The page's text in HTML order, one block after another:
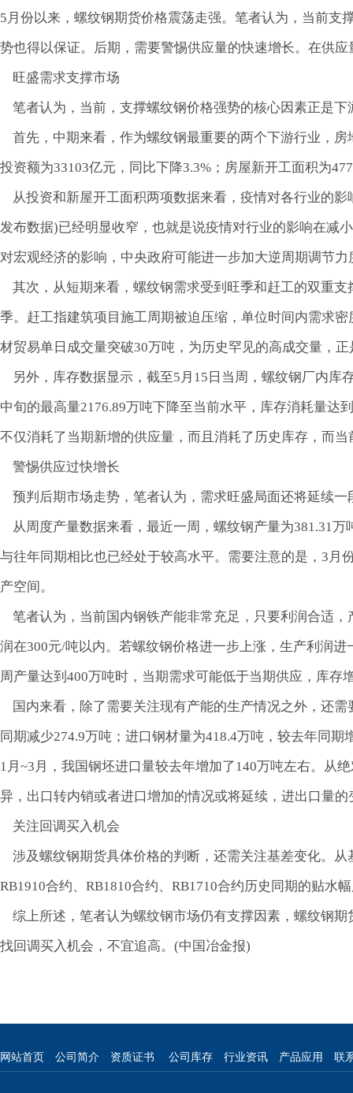
5月份以来，螺纹钢期货价格震荡走强。笔者认为，当前
势也得以保证。后期，需要警惕供应量的快速增长。在供
旺盛需求支撑市场
笔者认为，当前，支撑螺纹钢价格强势的核心因素正是下
首先，中期来看，作为螺纹钢最重要的两个下游行业，
投资额为33103亿元，同比下降3.3%；房屋新开工面积为
从投资和新屋开工面积两项数据来看，疫情对各行业的
发布数据)已经明显收窄，也就是说疫情对行业的影响在减
对宏观经济的影响，中央政府可能进一步加大逆周期调节
其次，从短期来看，螺纹钢需求受到旺季和赶工的双重
季。赶工指建筑项目施工周期被迫压缩，单位时间内需求
材贸易单日成交量突破30万吨，为历史罕见的高成交量，
另外，库存数据显示，截至5月15日当周，螺纹钢厂内库
中旬的最高量2176.89万吨下降至当前水平，库存消耗量达
不仅消耗了当期新增的供应量，而且消耗了历史库存，而
警惕供应过快增长
预判后期市场走势，笔者认为，需求旺盛局面还将延续
从周度产量数据来看，最近一周，螺纹钢产量为381.31万
与往年同期相比也已经处于较高水平。需要注意的是，3月
产空间。
笔者认为，当前国内钢铁产能非常充足，只要利润合适
润在300元/吨以内。若螺纹钢价格进一步上涨，生产利润
周产量达到400万吨时，当期需求可能低于当期供应，库存
国内来看，除了需要关注现有产能的生产情况之外，还
同期减少274.9万吨；进口钢材量为418.4万吨，较去年同
1月~3月，我国钢坯进口量较去年增加了140万吨左右。从
异，出口转内销或者进口增加的情况或将延续，进出口量
关注回调买入机会
涉及螺纹钢期货具体价格的判断，还需关注基差变化。
RB1910合约、RB1810合约、RB1710合约历史同期的贴水
综上所述，笔者认为螺纹钢市场仍有支撑因素，螺纹钢
找回调买入机会，不宜追高。(中国冶金报)
网站首页 公司简介 资质证书 公司库存 行业资讯 产品应用 联